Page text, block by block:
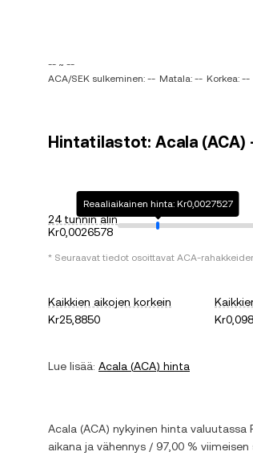
-- ~ --
ACA/SEK sulkeminen: -- Matala: -- Korkea: --
Hintatilastot: Acala (ACA)
24 tunnin alin
Kr0,0026578
Reaaliaikainen hinta: Kr0,0027527
* Seuraavat tiedot osoittavat ACA-
Kaikkien aikojen korkein
Kr25,8850
Lue lisää: Acala (ACA) hinta
Acala (ACA) nykyinen hinta valuutassa
aikana ja vähennys / 97,00 % viimeisen